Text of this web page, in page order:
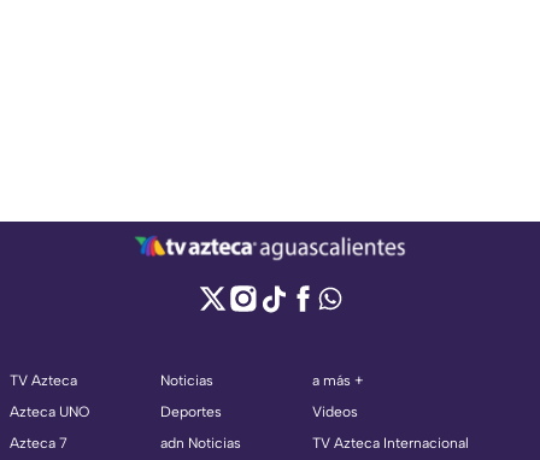
TV Azteca
Azteca UNO
Azteca 7
Noticias
Deportes
adn Noticias
a más +
Videos
TV Azteca Internacional